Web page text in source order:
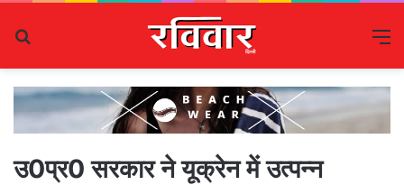
उ0प्र0 सरकार ने यूक्रेन में उत्पन्न